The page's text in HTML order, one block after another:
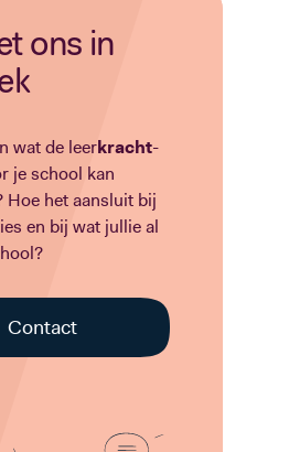
ons in
wat de leerkracht-
je school kan
Hoe het aansluit bij
en bij wat jullie al
Contact